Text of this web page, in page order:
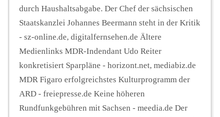
durch Haushaltsabgabe. Der Chef der sächsischen
Staatskanzlei Johannes Beermann steht in der Kritik
- sz-online.de, digitalfernsehen.de Ältere
Medienlinks MDR-Indendant Udo Reiter
konkretisiert Sparpläne - horizont.net, mediabiz.de
MDR Figaro erfolgreichstes Kulturprogramm der
ARD - freiepresse.de Keine höheren
Rundfunkgebühren mit Sachsen - meedia.de Der